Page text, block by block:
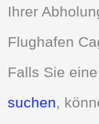
Ihrer
Flughafen
Falls Sie eine
suchen,